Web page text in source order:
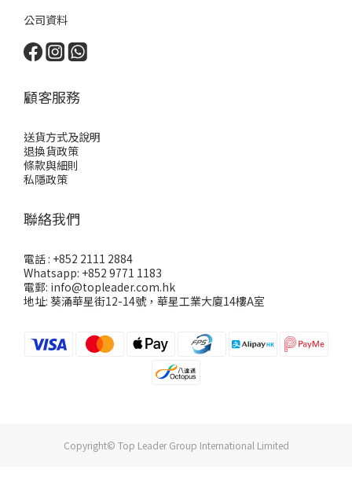
公司資料
顧客服務
送貨方式及說明
退換貨政策
條款與細則
私隱政策
聯絡我們
電話 : +852 2111 2884
Whatsapp: +852 9771 1183
電郵: info@topleader.com.hk
地址: 葵涌華星街12-14號，華星工業大廈14樓A室
Copyright© Top Leader Group International Limited